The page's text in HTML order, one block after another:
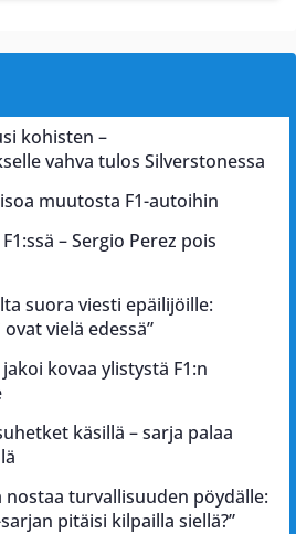
kohisten –
vahva tulos Silverstonessa
muutosta F1-autoihin
– Sergio Perez pois
suora viesti epäilijöille:
vielä edessä”
kovaa ylistystä F1:n
käsillä – sarja palaa
nostaa turvallisuuden pöydälle:
pitäisi kilpailla siellä?”